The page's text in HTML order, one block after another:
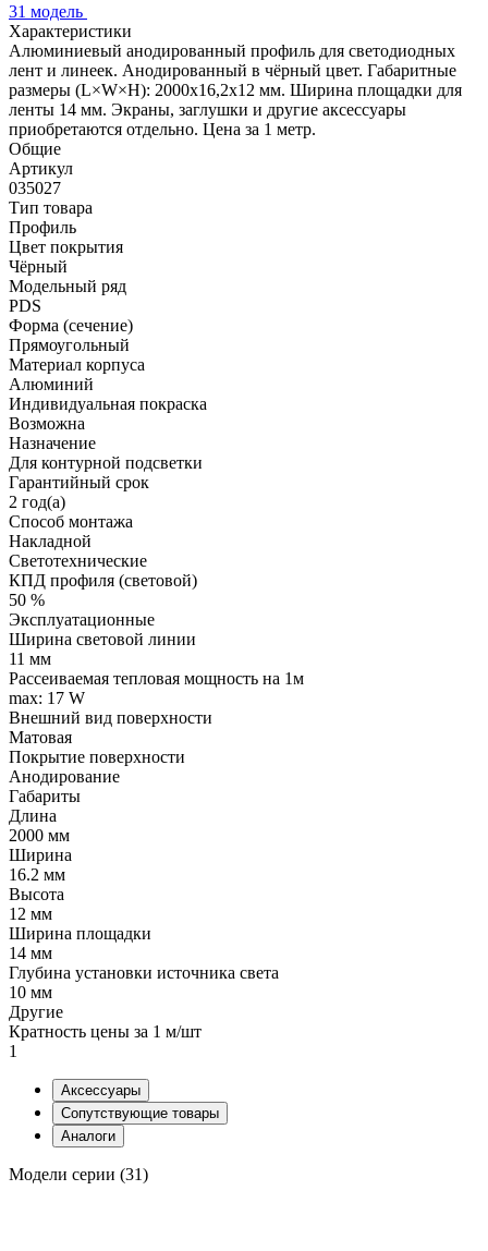
31 модель
Характеристики
Алюминиевый анодированный профиль для светодиодных
лент и линеек. Анодированный в чёрный цвет. Габаритные
размеры (L×W×H): 2000x16,2x12 мм. Ширина площадки для
ленты 14 мм. Экраны, заглушки и другие аксессуары
приобретаются отдельно. Цена за 1 метр.
Общие
Артикул
035027
Тип товара
Профиль
Цвет покрытия
Чёрный
Модельный ряд
PDS
Форма (сечение)
Прямоугольный
Материал корпуса
Алюминий
Индивидуальная покраска
Возможна
Назначение
Для контурной подсветки
Гарантийный срок
2 год(а)
Способ монтажа
Накладной
Светотехнические
КПД профиля (cветовой)
50 %
Эксплуатационные
Ширина световой линии
11 мм
Рассеиваемая тепловая мощность на 1м
max: 17 W
Внешний вид поверхности
Матовая
Покрытие поверхности
Анодирование
Габариты
Длина
2000 мм
Ширина
16.2 мм
Высота
12 мм
Ширина площадки
14 мм
Глубина установки источника света
10 мм
Другие
Кратность цены за 1 м/шт
1
Аксессуары
Сопутствующие товары
Аналоги
Модели серии (31)